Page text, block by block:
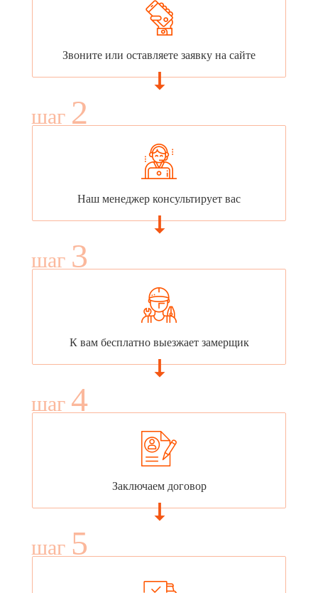
Звоните или оставляете заявку на сайте
шаг 2
Наш менеджер консультирует вас
шаг 3
К вам бесплатно выезжает замерщик
шаг 4
Заключаем договор
шаг 5